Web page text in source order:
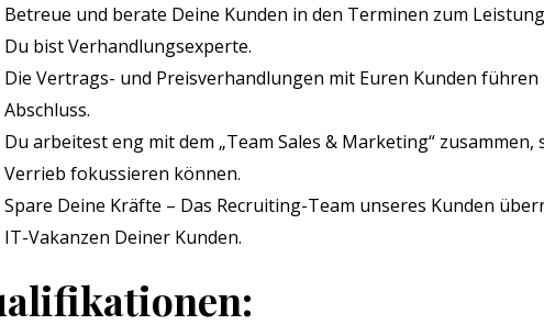
Betreue und berate Deine Kunden in den Terminen zum
Du bist Verhandlungsexperte.
Die Vertrags- und Preisverhandlungen mit Euren Kunden
Abschluss.
Du arbeitest eng mit dem „Team Sales & Marketing“
Verrieb fokussieren können.
Spare Deine Kräfte – Das Recruiting-Team unseres Kunden
IT-Vakanzen Deiner Kunden.